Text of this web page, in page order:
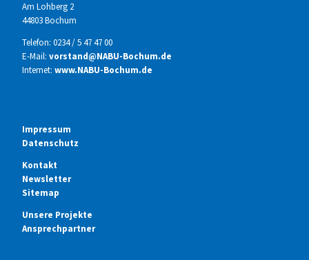
Am Lohberg 2
44803 Bochum
Telefon: 0234 / 5 47 47 00
E-Mail: vorstand@NABU-Bochum.de
Internet: www.NABU-Bochum.de
Impressum
Datenschutz
Kontakt
Newsletter
Sitemap
Unsere Projekte
Ansprechpartner